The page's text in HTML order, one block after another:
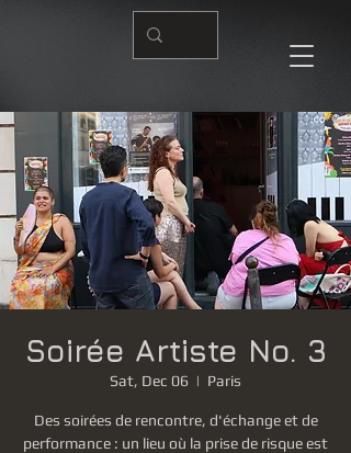
Soirée Artiste No. 3
Sat, Dec 06
  |
Paris
Des soirées de rencontre, d'échange et de
performance : un lieu où la prise de risque est